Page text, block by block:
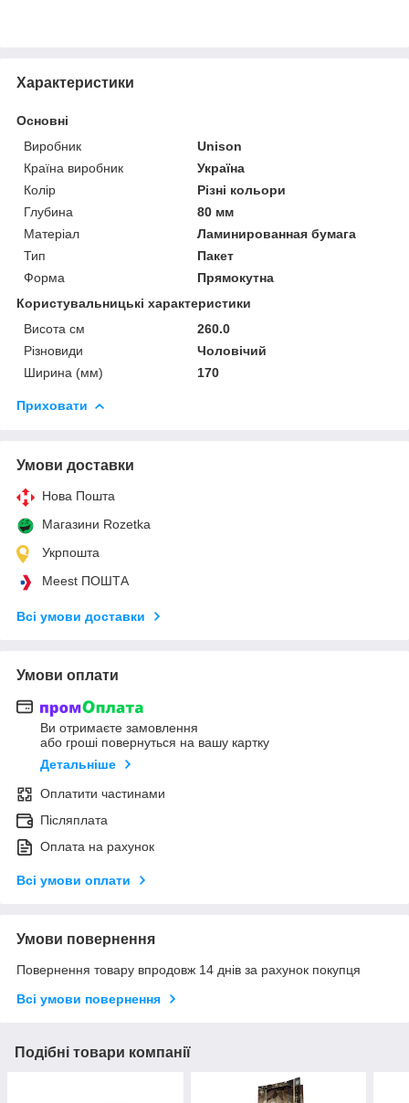
Характеристики
Основні
Виробник
Unison
Країна виробник
Україна
Колір
Різні кольори
Глубина
80 мм
Матеріал
Ламинированная бумага
Тип
Пакет
Форма
Прямокутна
Користувальницькі характеристики
Висота см
260.0
Різновиди
Чоловічий
Ширина (мм)
170
Приховати
Умови доставки
Нова Пошта
Магазини Rozetka
Укрпошта
Meest ПОШТА
Всі умови доставки
Умови оплати
Ви отримаєте замовлення
або гроші повернуться на вашу картку
Детальніше
Оплатити частинами
Післяплата
Оплата на рахунок
Всі умови оплати
Умови повернення
Повернення товару впродовж 14 днів за рахунок покупця
Всі умови повернення
Подібні товари компанії